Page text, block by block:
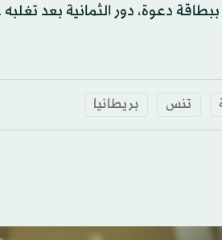
دعوة، دور الثمانية بعد تغلبه
تنس بريطانيا